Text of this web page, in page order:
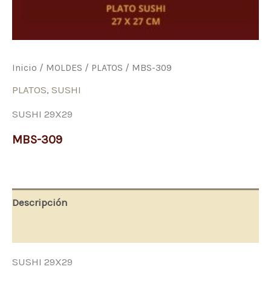
Inicio / MOLDES / PLATOS / MBS-309
PLATOS, SUSHI
SUSHI 29X29
MBS-309
Descripción
SUSHI 29X29